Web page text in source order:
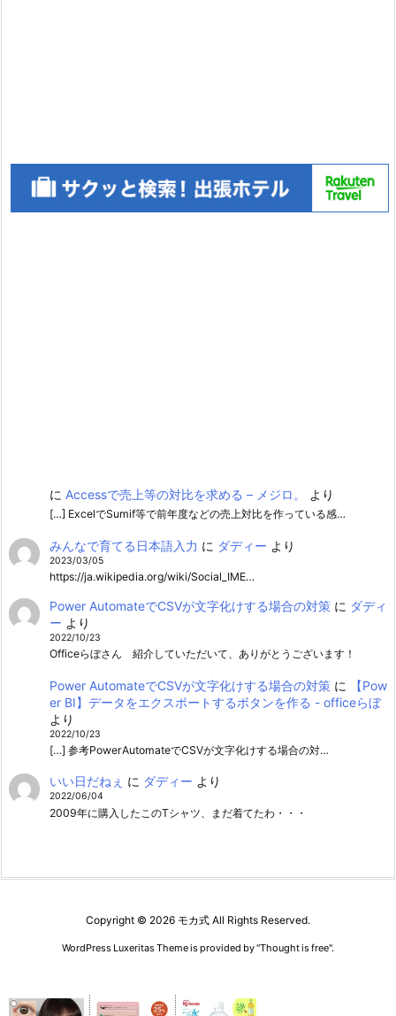
に Accessで売上等の対比を求める – メジロ。 より
[…] ExcelでSumif等で前年度などの売上対比を作っている感…
みんなで育てる日本語入力 に ダディー より
2023/03/05
https://ja.wikipedia.org/wiki/Social_IME…
Power AutomateでCSVが文字化けする場合の対策に ダディ
ー より
2022/10/23
Officeらぼさん 紹介していただいて、ありがとうございます！
Power AutomateでCSVが文字化けする場合の対策に
【Pow
er BI】データをエクスポートするボタンを作る - officeらぼ
より
2022/10/23
[…] 参考PowerAutomateでCSVが文字化けする場合の対…
いい日だねぇ に ダディー より
2022/06/04
2009年に購入したこのTシャツ、まだ着てたわ・・・
Copyright © 2026 モカ式 All Rights Reserved.
WordPress Luxeritas Theme is provided by "Thought is free".